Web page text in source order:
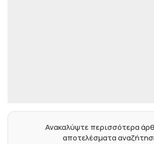
Ανακαλύψτε περισσότερα
αποτελέσματα